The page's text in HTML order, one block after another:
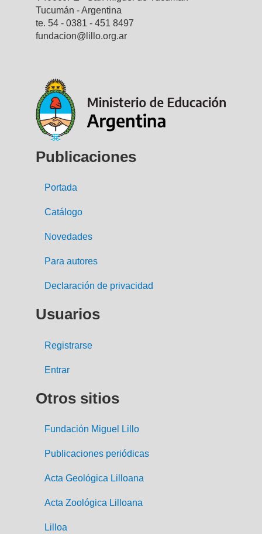
Tucumán - Argentina
te. 54 - 0381 - 451 8497
fundacion@lillo.org.ar
Publicaciones
Portada
Catálogo
Novedades
Para autores
Declaración de privacidad
Usuarios
Registrarse
Entrar
Otros sitios
Fundación Miguel Lillo
Publicaciones periódicas
Acta Geológica Lilloana
Acta Zoológica Lilloana
Lilloa